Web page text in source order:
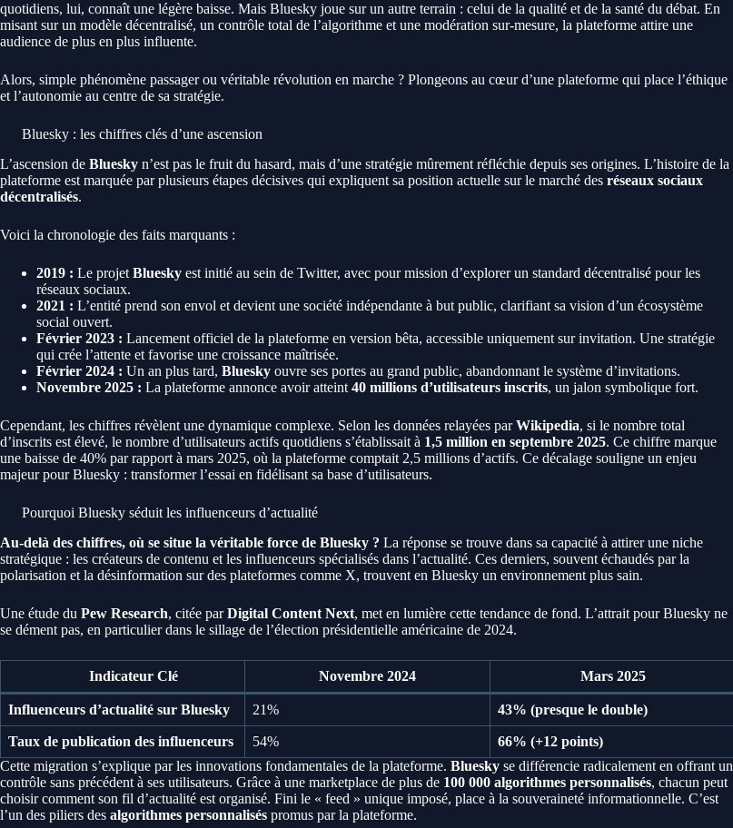
quotidiens, lui, connaît une légère baisse. Mais Bluesky joue sur un autre terrain : celui de la qualité et de la santé du débat. En
misant sur un modèle décentralisé, un contrôle total de l’algorithme et une modération sur-mesure, la plateforme attire une
audience de plus en plus influente.
Alors, simple phénomène passager ou véritable révolution en marche ? Plongeons au cœur d’une plateforme qui place l’éthique
et l’autonomie au centre de sa stratégie.
Bluesky : les chiffres clés d’une ascension
L’ascension de Bluesky n’est pas le fruit du hasard, mais d’une stratégie mûrement réfléchie depuis ses origines. L’histoire de la
plateforme est marquée par plusieurs étapes décisives qui expliquent sa position actuelle sur le marché des réseaux sociaux
décentralisés.
Voici la chronologie des faits marquants :
2019 : Le projet Bluesky est initié au sein de Twitter, avec pour mission d’explorer un standard décentralisé pour les
réseaux sociaux.
2021 : L’entité prend son envol et devient une société indépendante à but public, clarifiant sa vision d’un écosystème
social ouvert.
Février 2023 : Lancement officiel de la plateforme en version bêta, accessible uniquement sur invitation. Une stratégie
qui crée l’attente et favorise une croissance maîtrisée.
Février 2024 : Un an plus tard, Bluesky ouvre ses portes au grand public, abandonnant le système d’invitations.
Novembre 2025 : La plateforme annonce avoir atteint 40 millions d’utilisateurs inscrits, un jalon symbolique fort.
Cependant, les chiffres révèlent une dynamique complexe. Selon les données relayées parWikipedia, si le nombre total
d’inscrits est élevé, le nombre d’utilisateurs actifs quotidiens s’établissait à 1,5 million en septembre 2025. Ce chiffre marque
une baisse de 40% par rapport à mars 2025, où la plateforme comptait 2,5 millions d’actifs. Ce décalage souligne un enjeu
majeur pour Bluesky : transformer l’essai en fidélisant sa base d’utilisateurs.
Pourquoi Bluesky séduit les influenceurs d’actualité
Au-delà des chiffres, où se situe la véritable force de Bluesky ? La réponse se trouve dans sa capacité à attirer une niche
stratégique : les créateurs de contenu et les influenceurs spécialisés dans l’actualité. Ces derniers, souvent échaudés par la
polarisation et la désinformation sur des plateformes comme X, trouvent en Bluesky un environnement plus sain.
Une étude du Pew Research, citée parDigital Content Next, met en lumière cette tendance de fond. L’attrait pour Bluesky ne
se dément pas, en particulier dans le sillage de l’élection présidentielle américaine de 2024.
Indicateur Clé Novembre 2024 Mars 2025
Influenceurs d’actualité sur Bluesky 21% 43% (presque le double)
Taux de publication des influenceurs 54%
66% (+12 points)
Cette migration s’explique par les innovations fondamentales de la plateforme. Bluesky se différencie radicalement en offrant un
contrôle sans précédent à ses utilisateurs. Grâce à une marketplace de plus de 100 000 algorithmes personnalisés, chacun peut
choisir comment son fil d’actualité est organisé. Fini le « feed » unique imposé, place à la souveraineté informationnelle. C’est
l’un des piliers des algorithmes personnalisés promus par la plateforme.